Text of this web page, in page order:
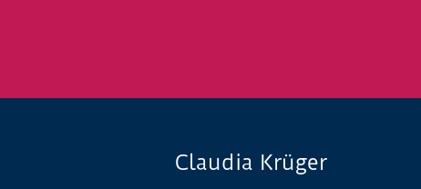
Claudia Krüger